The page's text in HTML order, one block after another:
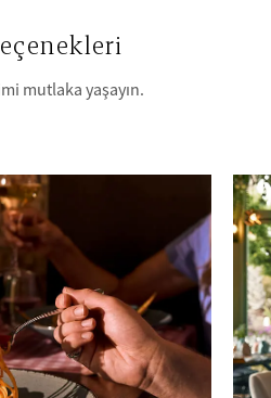
mutlaka yaşayın.